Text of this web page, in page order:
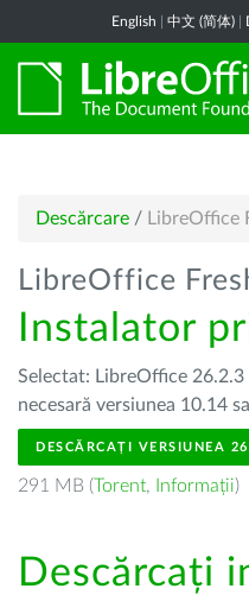
English 中文 (简体)
Descărcare / LibreOffice
LibreOffice
Instalator
Selectat: LibreOffice
necesară versiunea 10.14
DESCĂRCAȚI VERSIUNEA
291 MB (Torent, Informații)
Descărcați